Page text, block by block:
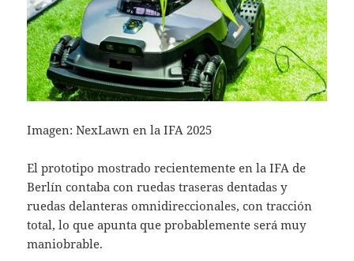
Imagen: NexLawn en la IFA 2025
El prototipo mostrado recientemente en la IFA de
Berlín contaba con ruedas traseras dentadas y
ruedas delanteras omnidireccionales, con tracción
total, lo que apunta que probablemente será muy
maniobrable.